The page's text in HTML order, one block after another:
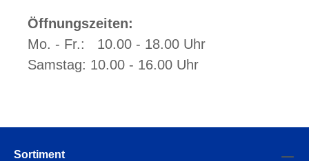
Öffnungszeiten:
Mo. - Fr.: 10.00 - 18.00 Uhr
Samstag: 10.00 - 16.00 Uhr
Sortiment